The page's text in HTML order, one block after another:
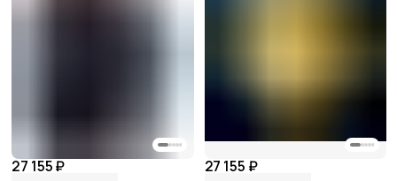
27 155 ₽ 27 155 ₽